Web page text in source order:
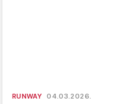
RUNWAY 04.03.2026.